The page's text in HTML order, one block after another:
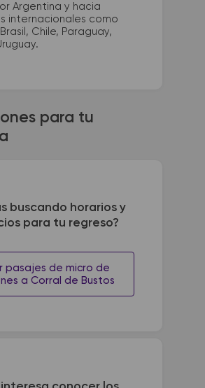
Argentina y hacia
internacionales como
Chile, Paraguay,
para tu
buscando horarios y
para tu regreso?
pasajes de micro de
a Corral de Bustos